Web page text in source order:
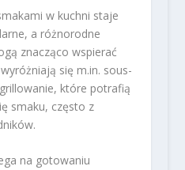
w kuchni staje
a różnorodne
znacząco wspierać
się m.in. sous-
które potrafią
smaku, często z
na gotowaniu